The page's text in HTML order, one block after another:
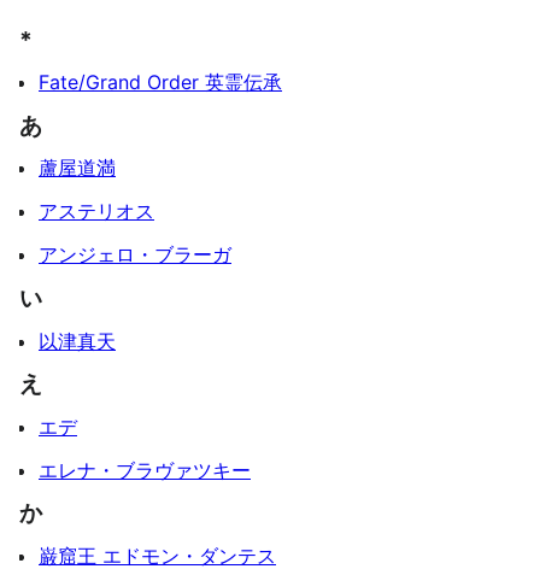
*
Fate/Grand Order 英霊伝承
あ
蘆屋道満
アステリオス
アンジェロ・ブラーガ
い
以津真天
え
エデ
エレナ・ブラヴァツキー
か
巌窟王 エドモン・ダンテス